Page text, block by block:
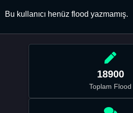
Bu kullanıcı henüz flood yazmamış.
18900
Toplam Flood